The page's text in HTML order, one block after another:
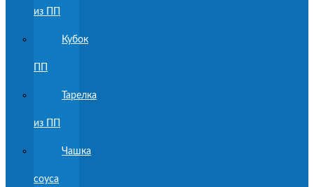
из ПП
Кубок
Тарелка
из ПП
Чашка
соуса